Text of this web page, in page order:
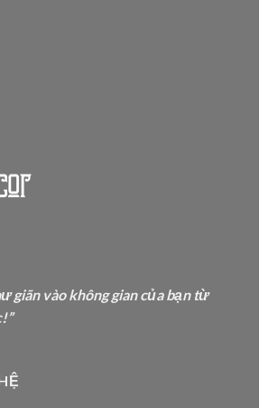
giãn vào không gian của bạn từ